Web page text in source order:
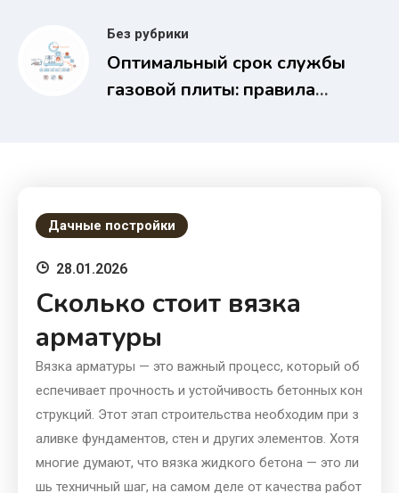
Без рубрики
Оптимальный срок службы
газовой плиты: правила
Дачные постройки
28.01.2026
Сколько стоит вязка
арматуры
Вязка арматуры — это важный процесс, который об
еспечивает прочность и устойчивость бетонных кон
струкций. Этот этап строительства необходим при з
аливке фундаментов, стен и других элементов. Хотя
многие думают, что вязка жидкого бетона — это ли
шь техничный шаг, на самом деле от качества работ